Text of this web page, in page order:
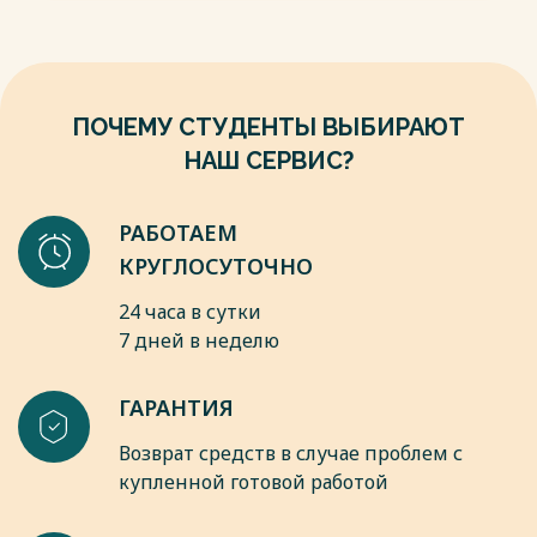
Объект имеет вид на площадь Ленина, парк Динамо,
ДВГМУ, отделения крупных российских банков. В районе
сосредоточены магазины, салоны, торговые и
развлекательные центры, что делает его привлекательным
Весь текст будет доступен
ПОЧЕМУ СТУДЕНТЫ ВЫБИРАЮТ
НАШ СЕРВИС?
РАБОТАЕМ
КРУГЛОСУТОЧНО
24 часа в сутки
7 дней в неделю
ГАРАНТИЯ
Возврат средств в случае проблем с
купленной готовой работой